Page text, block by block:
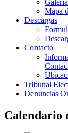
Mapa
Descargas
Contacto
Tribunal
Denuncias
Calendario